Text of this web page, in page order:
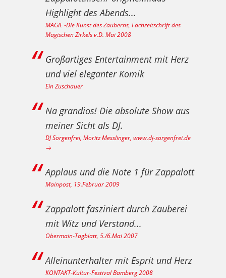
Highlight des Abends...
MAGIE ‐Die Kunst des Zauberns, Fachzeitschrift des
Magischen Zirkels v.D. Mai 2008
Großartiges Entertainment mit Herz
und viel eleganter Komik
Ein Zuschauer
Na grandios! Die absolute Show aus
meiner Sicht als DJ.
DJ Sorgenfrei, Moritz Messlinger, www.dj-sorgenfrei.de
→
Applaus und die Note 1 für Zappalott
Mainpost, 19.Februar 2009
Zappalott fasziniert durch Zauberei
mit Witz und Verstand...
Obermain‐Tagblatt, 5./6.Mai 2007
Alleinunterhalter mit Esprit und Herz
KONTAKT‐Kultur‐Festival Bamberg 2008